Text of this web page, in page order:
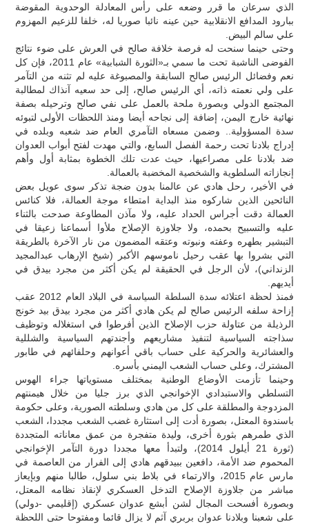
الذي سرعان ما قرر وضعه على رأس المعادلة الوحدوية المقوضة
ببارود المدافع الانقلابية حين عينه نائبا صوريا له، خلفا للزعيم المهزوم
علي سالم البيض.
وحتى حينما سنحت له فرصة خلافة صالح في العرش على ضوء نتائج
الفوضى الناشبة تحت ما سمي بـ«الثورة الشبابية» عام 2011، فإن كل
نعم وفضائل الرئيس صالح السابقة والمصبوغة عليه لم تثنه من التآمر
على ولي نعمته ذاته، أي الرئيس صالح، إلى حد سعيه آنذاك لمطالبة
المجتمع الدولي وبصورة ملحة بالعمل على نفي صالح وترحيله بصفة
نهائية خارج اليمن، إضافة إلى نجاحه أيضا ومنذ اللحظات الأولى لتبوئه
سدة المسؤولية.. وضمن مسعاه التآمري العام ضد شعبه وبلده في
إدراج بلادنا تحت رحمة الفصل السابع، والتي مهدت لفتح أبواب العدوان
ضد بلادنا على مصراعيها، حيث عدت تلك الخطوة بمثابة أول وأهم
إنجازاته السلطوية والشخصية المخضبة بالعمالة.
في الأخير، رحل هادي عن عالمنا بدون ضجة تذكر سوى عويل بعض
النائحين الذين شاركوه منذ البداية امتطاء موجة العمالة، فلا كنائس
العمالة دقت أجراس الحداد عليه، ولا مآذن المطاوعة صدحت بالثناء
عليه والتسبيح بحمده، ولا جلاوزة الإصلاح ملأوا أسماعنا زعيقا في
التبشير بطهره وعفته ونبوته وعتقه المضمون من نار الآخرة بالطريقة
التي بشروا بها عقب رحيل ناموسهم الأكبر (شيخ الإرهاب عبدالمجيد
الزنداني)، لأن الرجل في الحقيقة لم يكن أكثر من مجرد بيدق في
أيديهم.
فمنذ لحظة اعتلائه سدة السلطة السياسة في البلاد العام 2012 عقب
إزاحة سلفه الرئيس صالح لم يكن هادي أكثر من مجرد بيدق بيد خونج
الرذيلة من عتاولة حزب الإصلاح الذين أفرطوا في استغلاله وتوظيف
سذاجته السياسية لتنفيذ مشاريعهم وأجندتهم السياسية والشللية
والعشائرية والحركية على حساب باقي أعوانهم وحلفائهم في طابور
المشترك، وعلى حساب الشعب اليمني بأسره.
وحينما تأزمت الأوضاع الوطنية بمختلف مستوياتها جراء الهوس
التسلطي والاستبدادي الإخوانجي الذي برز جليا من خلال هيمنتهم
المزدوجة والمطلقة على كل من هادي وسلطته الصورية، وعلى حكومة
باسندوة المعتل، بصورة أدت إلى استثارة غضب الشعب مجددا، الشعب
الذي طمرهم بثورة أخرى، وليدة متفجرة من عمق معاناته المتجددة
(ثورة 21 أيلول 2014)، ولتبدأ معها مجددا دورة التآمر الإخوانجي
المحموم ضد الأمة، دافعين ببيدقهم هادي إلى الفرار من العاصمة في
مارس عام 2015، والارتماء في بلاط بني سلول، طالبا منهم وبإيعاز
مباشر من جلاوزة الإصلاح التدخل العسكري لإنقاذ نظامه المعتل،
وبصورة أفسحت المجال لشن أبشع عدوان عسكري (إقليمي -دولي)
على شعبنا وبلادنا عدوان بربري آثم لا يزال قائما ومفتوحا حتى اللحظة